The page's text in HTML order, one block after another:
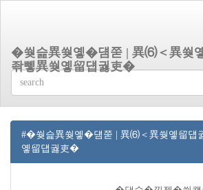
�쒖슱異쒖옣�덈쭏 | 異⑹＜異쒖
좎뼇異쒖옣留덉궗吏�
#�쒖슱異쒖옣�덈쭏 | 異⑹＜異쒖옣留덉
옣留덉궗吏�